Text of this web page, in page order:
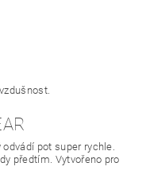
pot super rychle.
předtím. Vytvořeno pro